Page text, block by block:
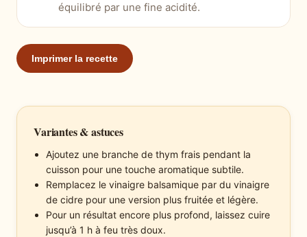
équilibré par une fine acidité.
Imprimer la recette
Variantes & astuces
Ajoutez une branche de thym frais pendant la
cuisson pour une touche aromatique subtile.
Remplacez le vinaigre balsamique par du vinaigre
de cidre pour une version plus fruitée et légère.
Pour un résultat encore plus profond, laissez cuire
jusqu’à 1 h à feu très doux.